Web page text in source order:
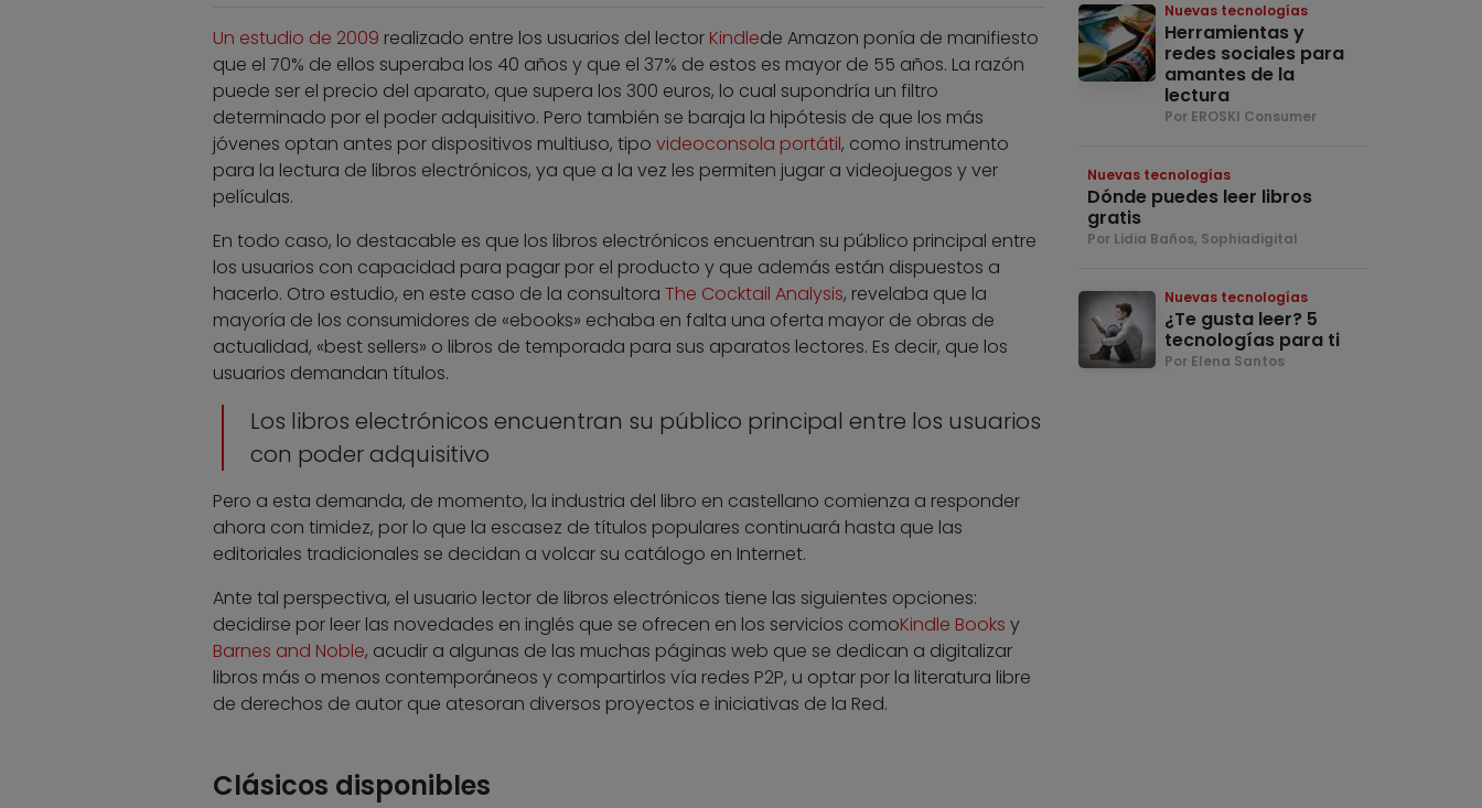
Un estudio de 2009 realizado entre los usuarios del lector Kindlede Amazon ponía de manifiesto
que el 70% de ellos superaba los 40 años y que el 37% de estos es mayor de 55 años. La razón
puede ser el precio del aparato, que supera los 300 euros, lo cual supondría un filtro
determinado por el poder adquisitivo. Pero también se baraja la hipótesis de que los más
jóvenes optan antes por dispositivos multiuso, tipo videoconsola portátil, como instrumento
para la lectura de libros electrónicos, ya que a la vez les permiten jugar a videojuegos y ver
películas.
En todo caso, lo destacable es que los libros electrónicos encuentran su público principal entre
los usuarios con capacidad para pagar por el producto y que además están dispuestos a
hacerlo. Otro estudio, en este caso de la consultora The Cocktail Analysis, revelaba que la
mayoría de los consumidores de «ebooks» echaba en falta una oferta mayor de obras de
actualidad, «best sellers» o libros de temporada para sus aparatos lectores. Es decir, que los
usuarios demandan títulos.
Los libros electrónicos encuentran su público principal entre los usuarios
con poder adquisitivo
Pero a esta demanda, de momento, la industria del libro en castellano comienza a responder
ahora con timidez, por lo que la escasez de títulos populares continuará hasta que las
editoriales tradicionales se decidan a volcar su catálogo en Internet.
Ante tal perspectiva, el usuario lector de libros electrónicos tiene las siguientes opciones:
decidirse por leer las novedades en inglés que se ofrecen en los servicios comoKindle Books y
Barnes and Noble, acudir a algunas de las muchas páginas web que se dedican a digitalizar
libros más o menos contemporáneos y compartirlos vía redes P2P, u optar por la literatura libre
de derechos de autor que atesoran diversos proyectos e iniciativas de la Red.
Clásicos disponibles
Nuevas tecnologías
Herramientas y
redes sociales para
amantes de la
lectura
Por EROSKI Consumer
Nuevas tecnologías
Dónde puedes leer libros
gratis
Por Lidia Baños, Sophiadigital
Nuevas tecnologías
¿Te gusta leer? 5
tecnologías para ti
Por Elena Santos